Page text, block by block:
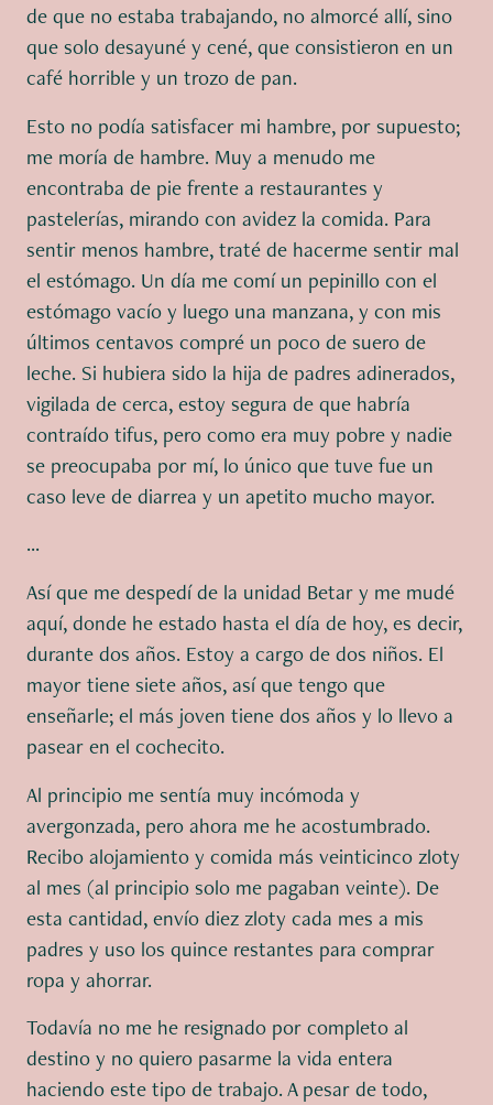
de que no estaba trabajando, no almorcé allí, sino
que solo desayuné y cené, que consistieron en un
café horrible y un trozo de pan.
Esto no podía satisfacer mi hambre, por supuesto;
me moría de hambre. Muy a menudo me
encontraba de pie frente a restaurantes y
pastelerías, mirando con avidez la comida. Para
sentir menos hambre, traté de hacerme sentir mal
el estómago. Un día me comí un pepinillo con el
estómago vacío y luego una manzana, y con mis
últimos centavos compré un poco de suero de
leche. Si hubiera sido la hija de padres adinerados,
vigilada de cerca, estoy segura de que habría
contraído tifus, pero como era muy pobre y nadie
se preocupaba por mí, lo único que tuve fue un
caso leve de diarrea y un apetito mucho mayor.
...
Así que me despedí de la unidad Betar y me mudé
aquí, donde he estado hasta el día de hoy, es decir,
durante dos años. Estoy a cargo de dos niños. El
mayor tiene siete años, así que tengo que
enseñarle; el más joven tiene dos años y lo llevo a
pasear en el cochecito.
Al principio me sentía muy incómoda y
avergonzada, pero ahora me he acostumbrado.
Recibo alojamiento y comida más veinticinco zloty
al mes (al principio solo me pagaban veinte). De
esta cantidad, envío diez zloty cada mes a mis
padres y uso los quince restantes para comprar
ropa y ahorrar.
Todavía no me he resignado por completo al
destino y no quiero pasarme la vida entera
haciendo este tipo de trabajo. A pesar de todo,